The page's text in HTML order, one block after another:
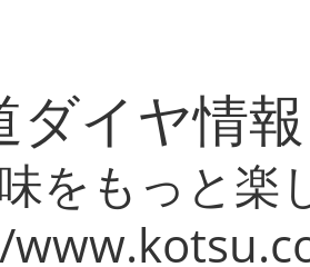
ダイヤ情
をもっと楽